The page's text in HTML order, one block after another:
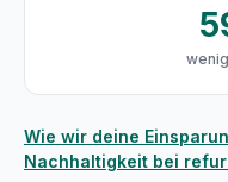
Wie wir deine
Nachhaltigkeit bei